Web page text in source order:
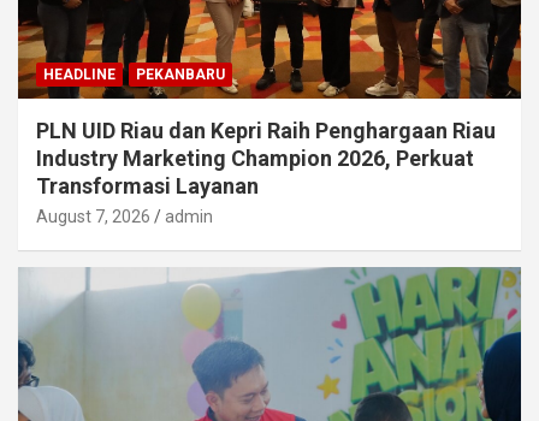
HEADLINE PEKANBARU
PLN UID Riau dan Kepri Raih Penghargaan Riau
Industry Marketing Champion 2026, Perkuat
Transformasi Layanan
August 7, 2026 admin